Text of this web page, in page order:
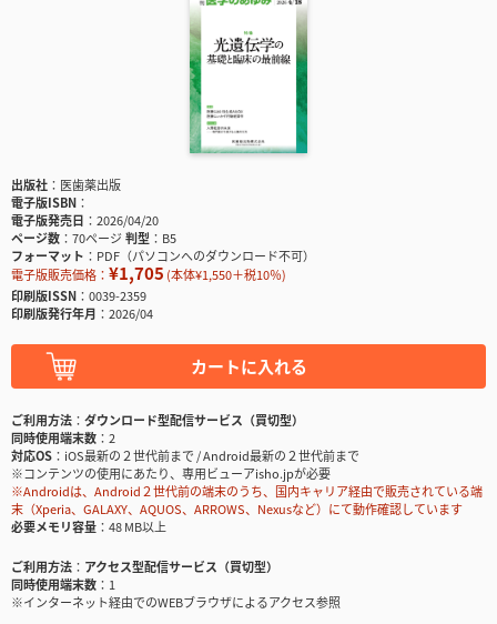
出版社
医歯薬出版
電子版ISBN
電子版発売日
2026/04/20
ページ数
70ページ判型
B5
フォーマット
PDF（パソコンへのダウンロード不可）
電子版販売価格： ¥1,705 (本体¥1,550＋税10％)
印刷版ISSN
0039-2359
印刷版発行年月
2026/04
カートに入れる
ご利用方法
ダウンロード型配信サービス（買切型）
同時使用端末数
2
対応OS
iOS最新の２世代前まで / Android最新の２世代前まで
※コンテンツの使用にあたり、専用ビューアisho.jpが必要
※Androidは、Android２世代前の端末のうち、国内キャリア経由で販売されている端
末（Xperia、GALAXY、AQUOS、ARROWS、Nexusなど）にて動作確認しています
必要メモリ容量
48 MB以上
ご利用方法
アクセス型配信サービス（買切型）
同時使用端末数
1
※インターネット経由でのWEBブラウザによるアクセス参照